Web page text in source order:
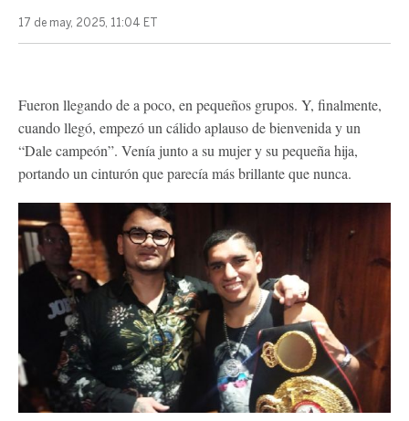
17 de may, 2025, 11:04 ET
Fueron llegando de a poco, en pequeños grupos. Y, finalmente,
cuando llegó, empezó un cálido aplauso de bienvenida y un
“Dale campeón”. Venía junto a su mujer y su pequeña hija,
portando un cinturón que parecía más brillante que nunca.